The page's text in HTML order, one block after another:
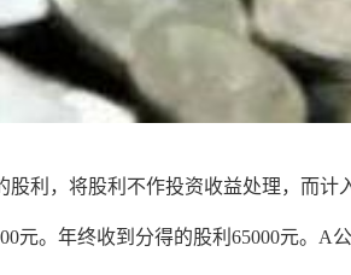
利，将股利不作投资收益处理，而计
元。年终收到分得的股利65000元。A